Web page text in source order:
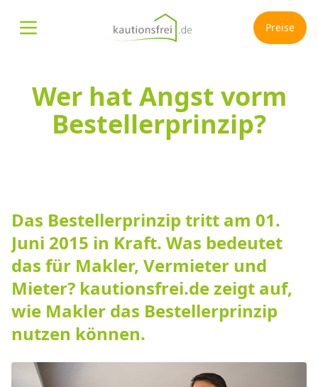
Menü öffnen Preise
Wer hat Angst vorm
Bestellerprinzip?
Das Bestellerprinzip tritt am 01.
Juni 2015 in Kraft. Was bedeutet
das für Makler, Vermieter und
Mieter? kautionsfrei.de zeigt auf,
wie Makler das Bestellerprinzip
nutzen können.